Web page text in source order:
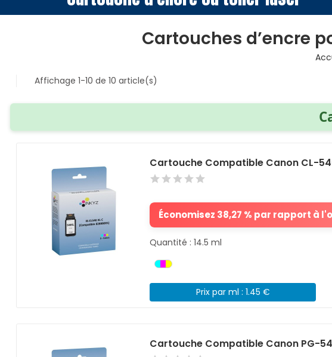
Cartouches d’encre
Affichage 1-10 de 10 article(s)
Cartouche Compatible Canon CL-
Économisez 38,27 % par rapport à
Quantité : 14.5 ml
Prix par ml : 1.45 €
Cartouche Compatible Canon PG-